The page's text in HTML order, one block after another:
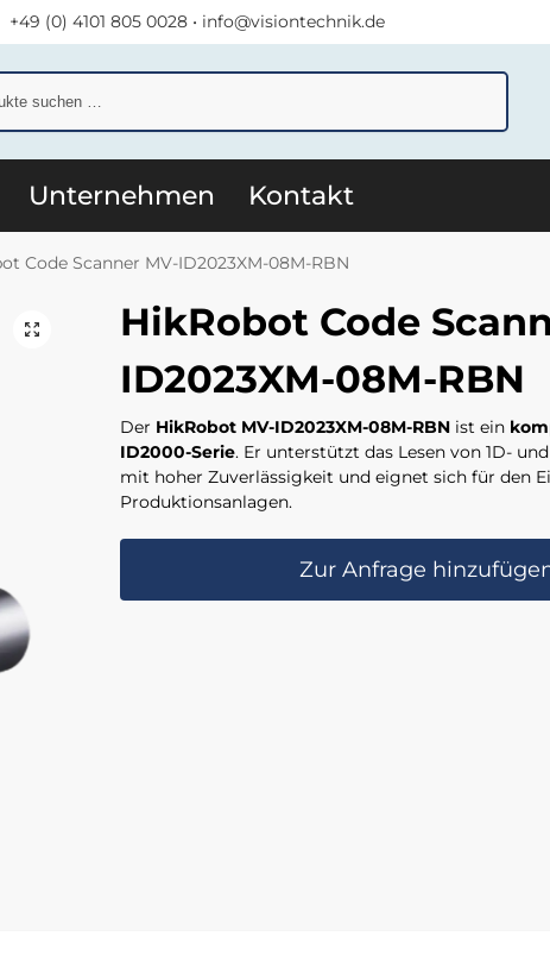
+49 (0) 4101 805 0028 • info@visiontechnik.de
Unternehmen Kontakt
Code Scanner MV-ID2023XM-08M-RBN
HikRobot Code
ID2023XM-08M-RBN
Der HikRobot MV-ID2023XM-08M-RBNist ein
ID2000-Serie. Er unterstützt das Lesen von 1D-
mit hoher Zuverlässigkeit und eignet sich für den
Produktionsanlagen.
Zur Anfrage